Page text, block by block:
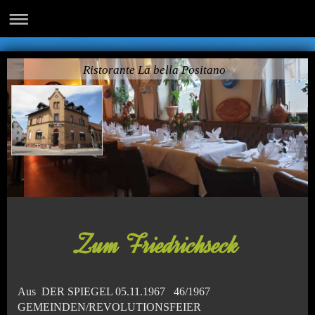
Ristorante La bella Positano
Zum Friedrichseck
Aus DER SPIEGEL 05.11.1967 46/1967
GEMEINDEN/REVOLUTIONSFEIER